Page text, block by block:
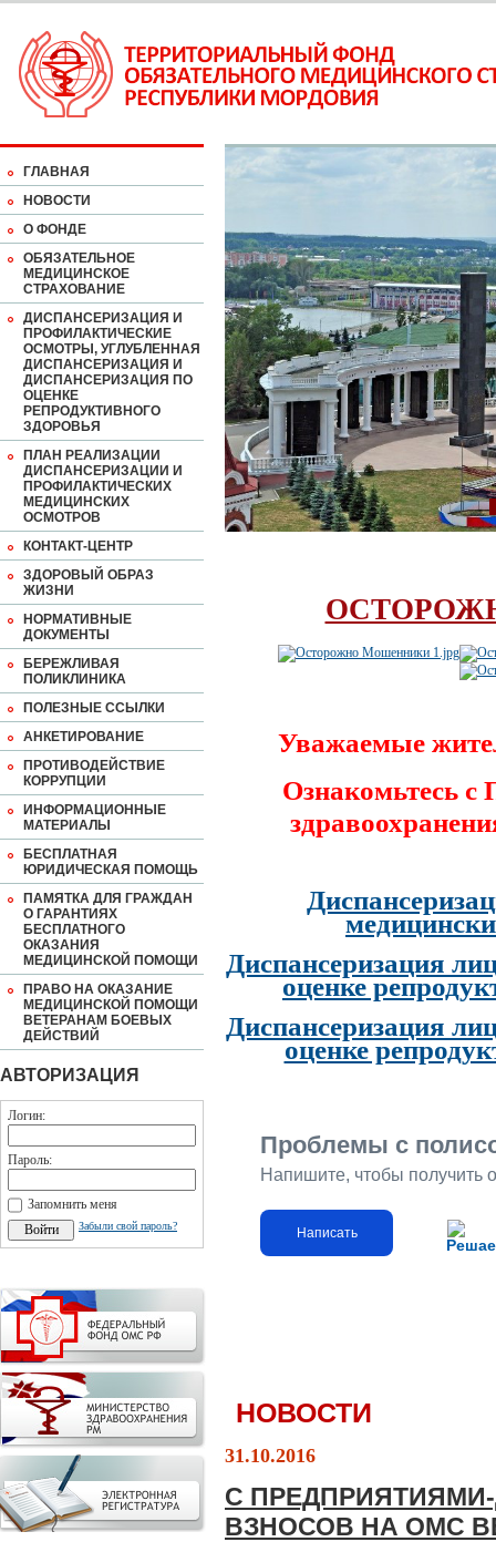
ГЛАВНАЯ
НОВОСТИ
О ФОНДЕ
ОБЯЗАТЕЛЬНОЕ
МЕДИЦИНСКОЕ
СТРАХОВАНИЕ
ДИСПАНСЕРИЗАЦИЯ И
ПРОФИЛАКТИЧЕСКИЕ
ОСМОТРЫ, УГЛУБЛЕННАЯ
ДИСПАНСЕРИЗАЦИЯ И
ДИСПАНСЕРИЗАЦИЯ ПО
ОЦЕНКЕ
РЕПРОДУКТИВНОГО
ЗДОРОВЬЯ
ПЛАН РЕАЛИЗАЦИИ
ДИСПАНСЕРИЗАЦИИ И
ПРОФИЛАКТИЧЕСКИХ
МЕДИЦИНСКИХ
ОСМОТРОВ
КОНТАКТ-ЦЕНТР
ЗДОРОВЫЙ ОБРАЗ
ЖИЗНИ
НОРМАТИВНЫЕ
ДОКУМЕНТЫ
БЕРЕЖЛИВАЯ
ПОЛИКЛИНИКА
ПОЛЕЗНЫЕ ССЫЛКИ
АНКЕТИРОВАНИЕ
ПРОТИВОДЕЙСТВИЕ
КОРРУПЦИИ
ИНФОРМАЦИОННЫЕ
МАТЕРИАЛЫ
БЕСПЛАТНАЯ
ЮРИДИЧЕСКАЯ ПОМОЩЬ
ПАМЯТКА ДЛЯ ГРАЖДАН
О ГАРАНТИЯХ
БЕСПЛАТНОГО
ОКАЗАНИЯ
МЕДИЦИНСКОЙ ПОМОЩИ
ПРАВО НА ОКАЗАНИЕ
МЕДИЦИНСКОЙ ПОМОЩИ
ВЕТЕРАНАМ БОЕВЫХ
ДЕЙСТВИЙ
АВТОРИЗАЦИЯ
Логин:
Пароль:
Запомнить меня
Забыли свой пароль?
Уважаемые
Ознакомьтесь
Диспансеризация
оценке
Диспансеризация
оценке
Проблемы с
Напишите, чтобы получить
Написать
НОВОСТИ
31.10.2016
С
ВЗНОСОВ НА ОМС